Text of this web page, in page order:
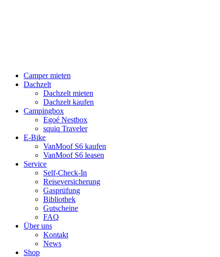
Camper mieten
Dachzelt
Dachzelt mieten
Dachzelt kaufen
Campingbox
Egoé Nestbox
squiq Traveler
E-Bike
VanMoof S6 kaufen
VanMoof S6 leasen
Service
Self-Check-In
Reiseversicherung
Gasprüfung
Bibliothek
Gutscheine
FAQ
Über uns
Kontakt
News
Shop